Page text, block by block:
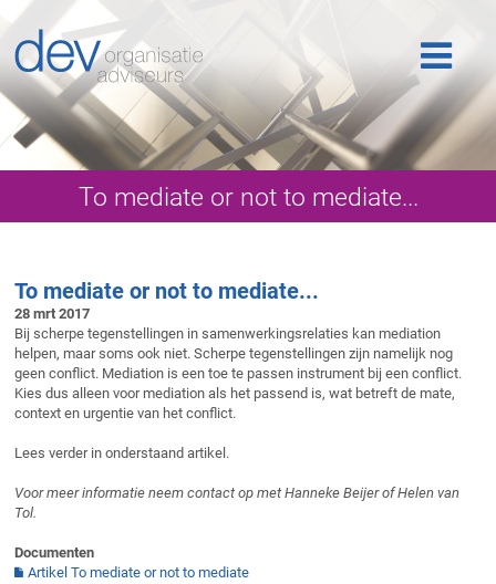
To mediate or not to mediate...
To mediate or not to mediate...
28 mrt 2017
Bij scherpe tegenstellingen in samenwerkingsrelaties kan mediation
helpen, maar soms ook niet. Scherpe tegenstellingen zijn namelijk nog
geen conflict. Mediation is een toe te passen instrument bij een conflict.
Kies dus alleen voor mediation als het passend is, wat betreft de mate,
context en urgentie van het conflict.
Lees verder in onderstaand artikel.
Voor meer informatie neem contact op met Hanneke Beijer of Helen van
Tol.
Documenten
Artikel To mediate or not to mediate
Home
Ons werk
Ons team
Publicaties
Nieuws